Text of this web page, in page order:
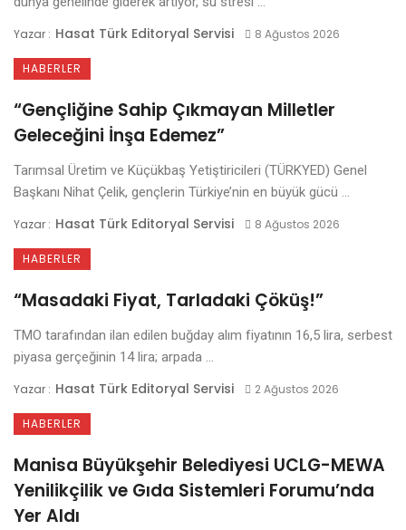
Yazar : Hasat Türk Editoryal Servisi 8 Ağustos 2026
HABERLER
“Gençliğine Sahip Çıkmayan Milletler
Geleceğini İnşa Edemez”
Tarımsal Üretim ve Küçükbaş Yetiştiricileri (TÜRKYED) Genel
Başkanı Nihat Çelik, gençlerin Türkiye’nin en büyük gücü ...
Yazar : Hasat Türk Editoryal Servisi 8 Ağustos 2026
HABERLER
“Masadaki Fiyat, Tarladaki Çöküş!”
TMO tarafından ilan edilen buğday alım fiyatının 16,5 lira, serbest
piyasa gerçeğinin 14 lira; arpada ...
Yazar : Hasat Türk Editoryal Servisi 2 Ağustos 2026
HABERLER
Manisa Büyükşehir Belediyesi UCLG-MEWA
Yenilikçilik ve Gıda Sistemleri Forumu’nda
Yer Aldı